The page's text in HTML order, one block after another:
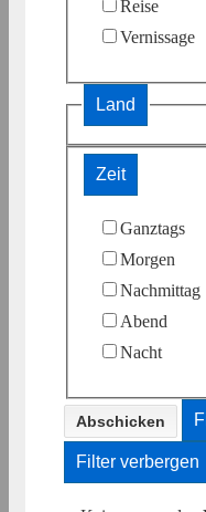
Reise
Vernissage
Land
Zeit
Ganztags
Morgen
Nachmittag
Abend
Nacht
Filter verbergen